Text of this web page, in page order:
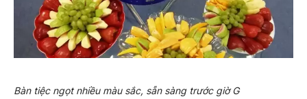
Bàn tiệc ngọt nhiều màu sắc, sẵn sàng trước giờ G